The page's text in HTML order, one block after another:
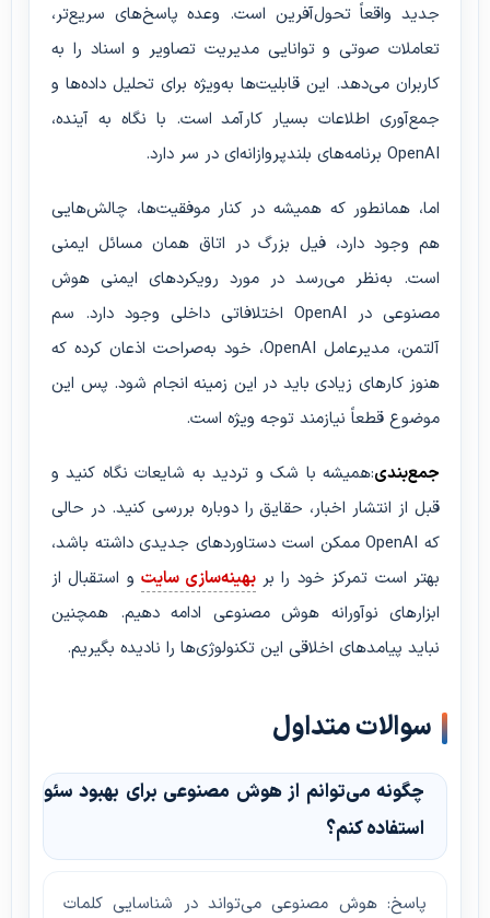
جدید واقعاً تحول‌آفرین است. وعده پاسخ‌های سریع‌تر،
تعاملات صوتی و توانایی مدیریت تصاویر و اسناد را به
کاربران می‌دهد. این قابلیت‌ها به‌ویژه برای تحلیل داده‌ها و
جمع‌آوری اطلاعات بسیار کارآمد است. با نگاه به آینده،
OpenAI برنامه‌های بلندپروازانه‌ای در سر دارد.
اما، همانطور که همیشه در کنار موفقیت‌ها، چالش‌هایی
هم وجود دارد، فیل بزرگ در اتاق همان مسائل ایمنی
است. به‌نظر می‌رسد در مورد رویکردهای ایمنی هوش
مصنوعی در OpenAI اختلافاتی داخلی وجود دارد. سم
آلتمن، مدیرعامل OpenAI، خود به‌صراحت اذعان کرده که
هنوز کارهای زیادی باید در این زمینه انجام شود. پس این
موضوع قطعاً نیازمند توجه ویژه است.
جمع‌بندی:همیشه با شک و تردید به شایعات نگاه کنید و
قبل از انتشار اخبار، حقایق را دوباره بررسی کنید. در حالی
که OpenAI ممکن است دستاوردهای جدیدی داشته باشد،
بهتر است تمرکز خود را بربهینه‌سازی سایتو استقبال از
ابزارهای نوآورانه هوش مصنوعی ادامه دهیم. همچنین
نباید پیامدهای اخلاقی این تکنولوژی‌ها را نادیده بگیریم.
سوالات متداول
چگونه می‌توانم از هوش مصنوعی برای بهبود سئو
استفاده کنم؟
پاسخ: هوش مصنوعی می‌تواند در شناسایی کلمات